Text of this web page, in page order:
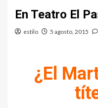
En Teatro El
estilo 5 agosto, 2015
¿El